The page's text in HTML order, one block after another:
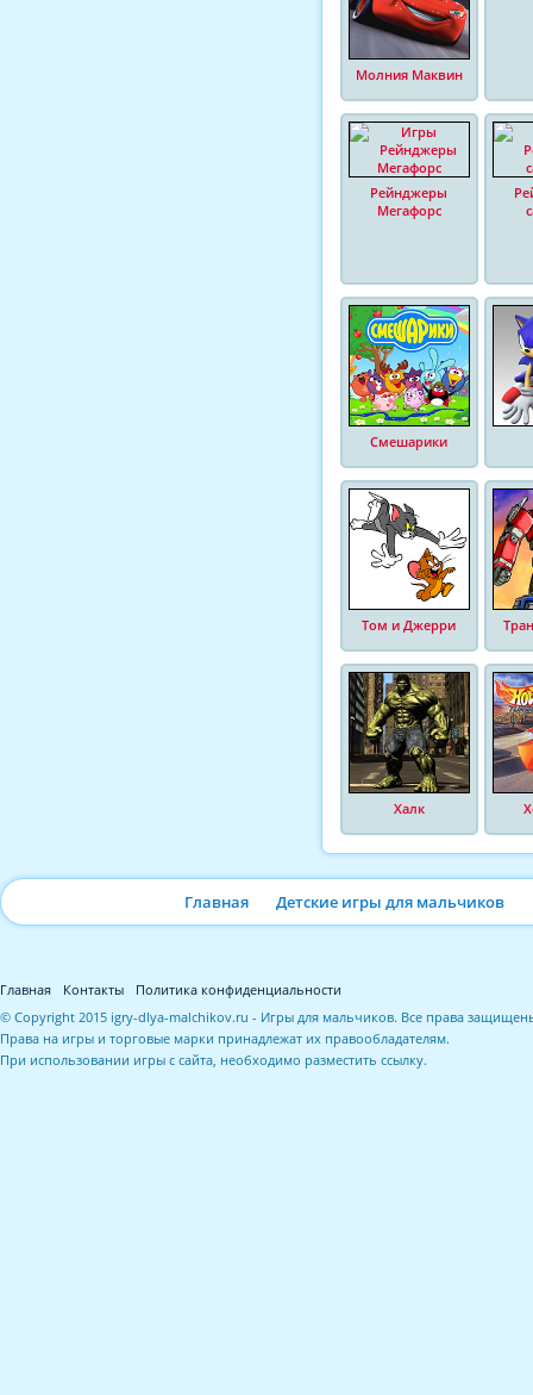
Молния Маквин
Рейнджеры
Мегафорс
Смешарики
Том и Джерри
Халк
Главная Детские игры для мальчиков
Главная Контакты
Политика конфиденциальности
© Copyright 2015 igry-dlya-malchikov.ru - Игры для мальчиков. Все права
Права на игры и торговые марки принадлежат их правообладателям.
При использовании игры с сайта, необходимо разместить ссылку.